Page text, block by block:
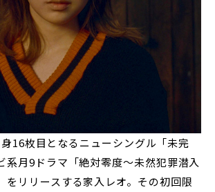
16枚目となるニューシングル「未完
系月9ドラマ「絶対零度～未然犯罪潜入
をリリースする家入レオ。その初回限